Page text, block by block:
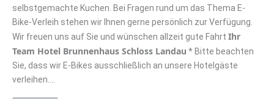
selbstgemachte Kuchen. Bei Fragen rund um das Thema E-
Bike-Verleih stehen wir Ihnen gerne persönlich zur Verfügung.
Wir freuen uns auf Sie und wünschen allzeit gute Fahrt Ihr
Team Hotel Brunnenhaus Schloss Landau * Bitte beachten
Sie, dass wir E-Bikes ausschließlich an unsere Hotelgäste
verleihen.…